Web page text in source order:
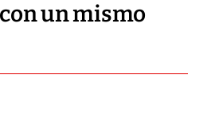
un mismo